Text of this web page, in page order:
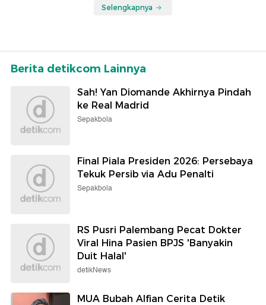
Selengkapnya
Berita detikcom Lainnya
Sah! Yan Diomande Akhirnya Pindah
ke Real Madrid
Sepakbola
Final Piala Presiden 2026: Persebaya
Tekuk Persib via Adu Penalti
Sepakbola
RS Pusri Palembang Pecat Dokter
Viral Hina Pasien BPJS 'Banyakin
Duit Halal'
detikNews
MUA Bubah Alfian Cerita Detik